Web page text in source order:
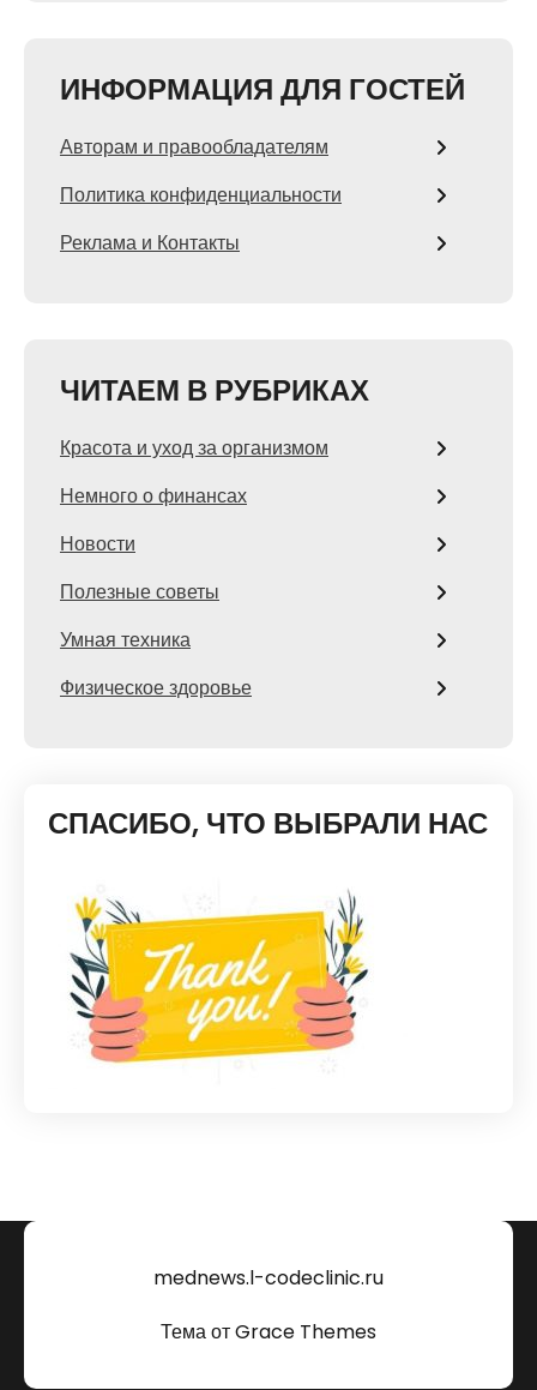
ИНФОРМАЦИЯ ДЛЯ ГОСТЕЙ
Авторам и правообладателям
Политика конфиденциальности
Реклама и Контакты
ЧИТАЕМ В РУБРИКАХ
Красота и уход за организмом
Немного о финансах
Новости
Полезные советы
Умная техника
Физическое здоровье
СПАСИБО, ЧТО ВЫБРАЛИ НАС
mednews.l-codeclinic.ru
Тема от Grace Themes